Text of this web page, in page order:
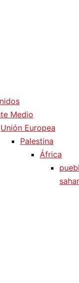
Medio
Unión Europea
Palestina
África